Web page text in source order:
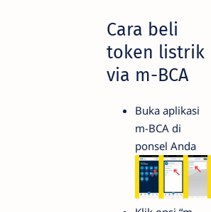
Cara beli
token listrik
via m-BCA
Buka aplikasi
m-BCA di
ponsel Anda